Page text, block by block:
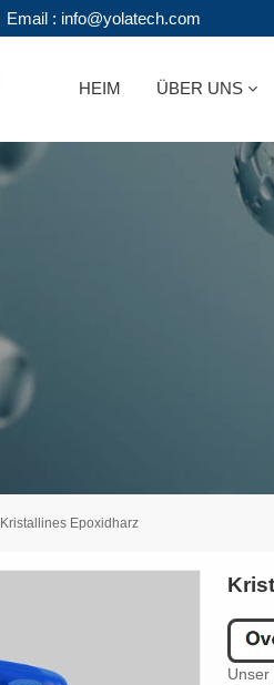
Email : info@yolatech.com
HEIM ÜBER UNS
Kristallines Epoxidharz
Unser